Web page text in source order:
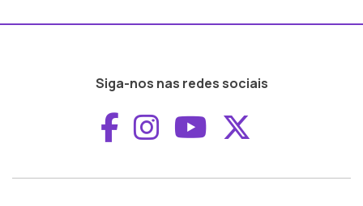
Siga-nos nas redes sociais
Aceder ao
Aceder ao
Aceder ao